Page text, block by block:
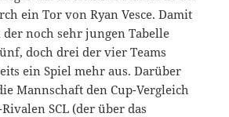
ein Tor von Ryan Vesce. Damit
der noch sehr jungen Tabelle
doch drei der vier Teams
ein Spiel mehr aus. Darüber
Mannschaft den Cup-Vergleich
SCL (der über das